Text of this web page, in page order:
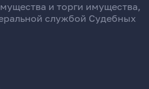
и торги имущества,
службой Судебных